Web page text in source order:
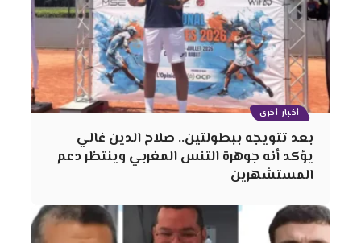
أخبار أخرى
بعد تتويجه ببطولتين.. صلاح الدين غالي
يؤكد أنه جوهرة التنس المغربي وينتظر دعم
المستشهرين